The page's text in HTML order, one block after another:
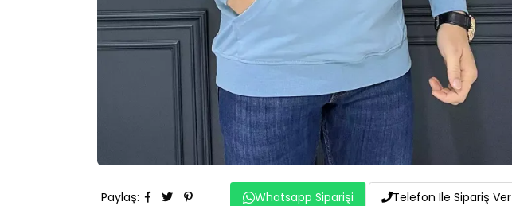
Paylaş: Whatsapp Siparişi Telefon İle Sipariş Ver